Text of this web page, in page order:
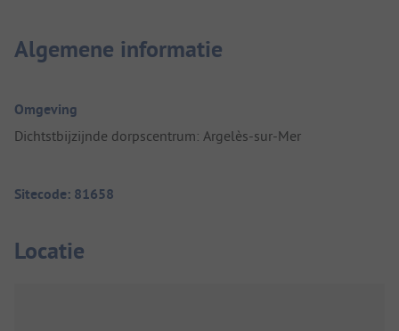
Algemene informatie
Omgeving
Dichtstbijzijnde dorpscentrum: Argelès-sur-Mer
Sitecode: 81658
Locatie